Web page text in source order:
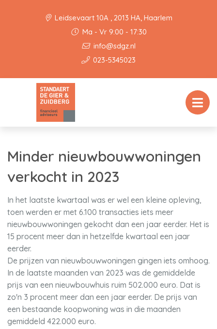
Leidsevaart 10A , 2013 HA, Haarlem
Ma - Vr 9:00 - 17:30
info@sdgz.nl
023-5345023
Minder nieuwbouwwoningen
verkocht in 2023
In het laatste kwartaal was er wel een kleine opleving,
toen werden er met 6.100 transacties iets meer
nieuwbouwwoningen gekocht dan een jaar eerder. Het is
15 procent meer dan in hetzelfde kwartaal een jaar
eerder.
De prijzen van nieuwbouwwoningen gingen iets omhoog.
In de laatste maanden van 2023 was de gemiddelde
prijs van een nieuwbouwhuis ruim 502.000 euro. Dat is
zo'n 3 procent meer dan een jaar eerder. De prijs van
een bestaande koopwoning was in die maanden
gemiddeld 422.000 euro.